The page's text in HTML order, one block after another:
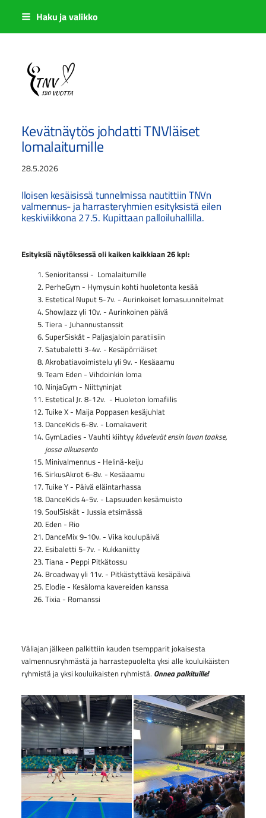
Siirry
sisältöön
Haku ja valikko
Sivuston etusivulle
Kevätnäytös johdatti TNVläiset
lomalaitumille
28.5.2026
Iloisen kesäisissä tunnelmissa nautittiin TNVn
valmennus- ja harrasteryhmien esityksistä eilen
keskiviikkona 27.5. Kupittaan palloiluhallilla.
Esityksiä näytöksessä oli kaiken kaikkiaan 26 kpl:
Senioritanssi - Lomalaitumille
PerheGym - Hymysuin kohti huoletonta kesää
Estetical Nuput 5-7v. - Aurinkoiset lomasuunnitelmat
ShowJazz yli 10v. - Aurinkoinen päivä
Tiera - Juhannustanssit
SuperSiskåt - Paljasjaloin paratiisiin
Satubaletti 3-4v. - Kesäpörriäiset
Akrobatiavoimistelu yli 9v. - Kesäaamu
Team Eden - Vihdoinkin loma
NinjaGym - Niittyninjat
Estetical Jr. 8-12v. - Huoleton lomafiilis
Tuike X - Maija Poppasen kesäjuhlat
DanceKids 6-8v. - Lomakaverit
GymLadies - Vauhti kiihtyykävelevät ensin lavan taakse,
jossa alkuasento
Minivalmennus - Helinä-keiju
SirkusAkrot 6-8v. - Kesäaamu
Tuike Y - Päivä eläintarhassa
DanceKids 4-5v. - Lapsuuden kesämuisto
SoulSiskåt - Jussia etsimässä
Eden - Rio
DanceMix 9-10v. - Vika koulupäivä
Esibaletti 5-7v. - Kukkaniitty
Tiana - Peppi Pitkätossu
Broadway yli 11v. - Pitkästyttävä kesäpäivä
Elodie - Kesäloma kavereiden kanssa
Tixia - Romanssi
Väliajan jälkeen palkittiin kauden tsempparit jokaisesta
valmennusryhmästä ja harrastepuolelta yksi alle kouluikäisten
ryhmistä ja yksi kouluikaisten ryhmistä. Onnea palkituille!